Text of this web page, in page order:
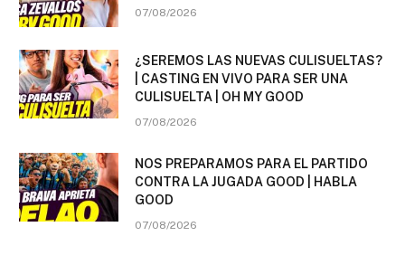
07/08/2026
¿SEREMOS LAS NUEVAS CULISUELTAS?
| CASTING EN VIVO PARA SER UNA
CULISUELTA | OH MY GOOD
07/08/2026
NOS PREPARAMOS PARA EL PARTIDO
CONTRA LA JUGADA GOOD | HABLA
GOOD
07/08/2026